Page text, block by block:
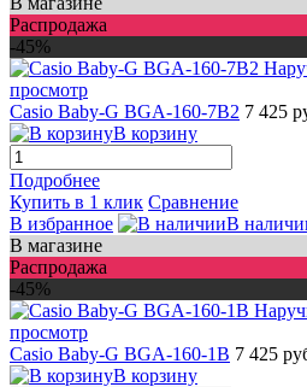
Распродажа
-45%
просмотр
Casio Baby-G BGA-160-7B2 7 425
В корзину
Подробнее
Купить в 1 клик Сравнение
В избранное
В
В магазине
Распродажа
-45%
просмотр
Casio Baby-G BGA-160-1B 7 425
В корзину